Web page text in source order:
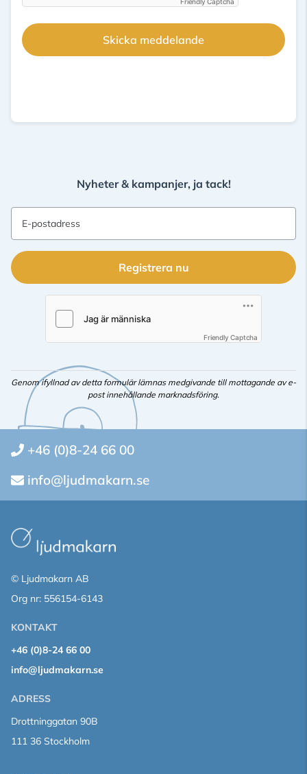
Skicka meddelande
Nyheter & kampanjer, ja tack!
E-postadress
Registrera nu
Friendly Captcha
Genom ifyllnad av detta formulär lämnas medgivande till mottagande av e-
post innehållande marknadsföring.
+46 (0)8-24 66 00
info@ljudmakarn.se
© Ljudmakarn AB
Org nr: 556154-6143
KONTAKT
+46 (0)8-24 66 00
info@ljudmakarn.se
ADRESS
Drottninggatan 90B
111 36 Stockholm